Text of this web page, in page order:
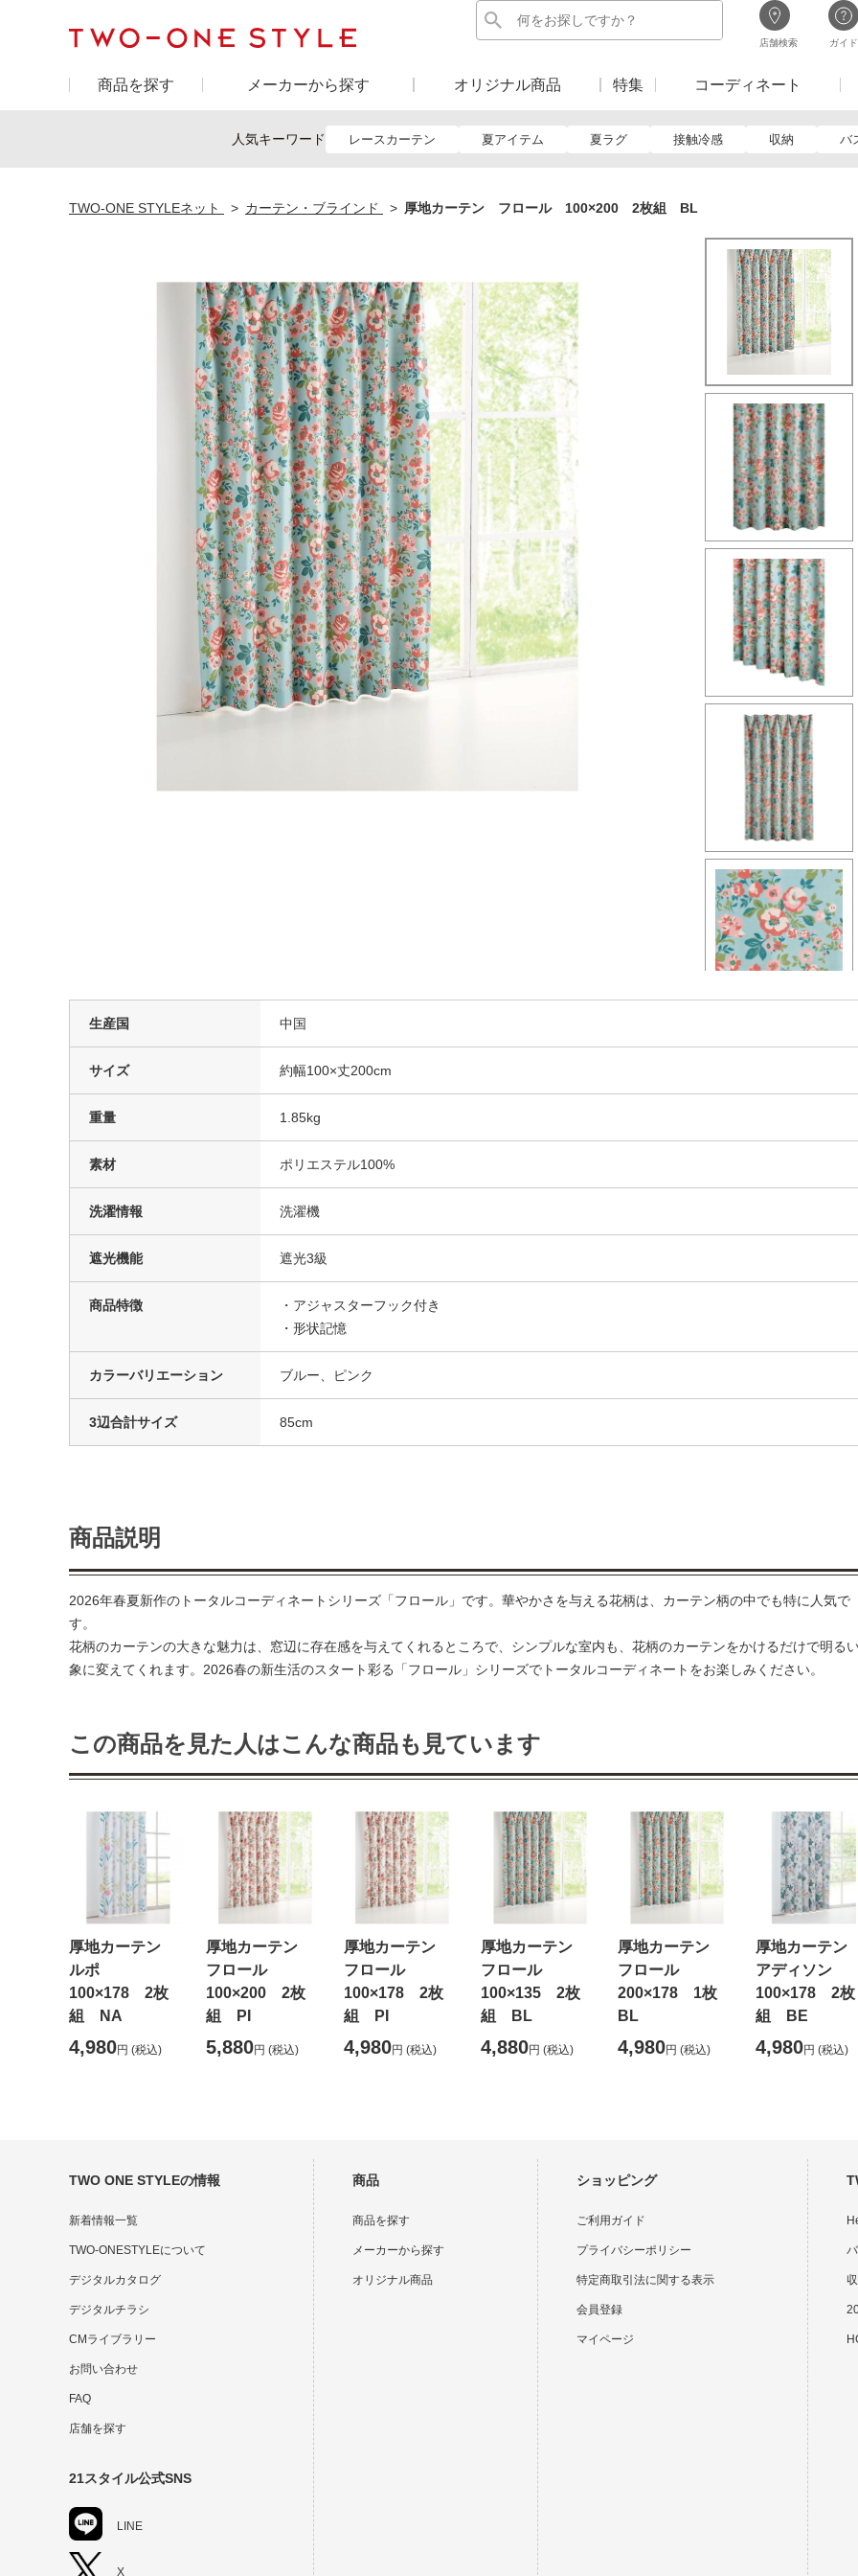
店舗検索 ガイド
商品を探す メーカーから探す オリジナル商品 特集 コーディネート
人気キーワード レースカーテン 夏アイテム 夏ラグ 接触冷感 収納 バ
TWO-ONE STYLEネット カーテン・ブラインド 厚地カーテン フロール 100×200 2枚組 BL
生産国 中国
サイズ 約幅100×丈200cm
重量 1.85kg
素材 ポリエステル100%
洗濯情報 洗濯機
遮光機能 遮光3級
商品特徴
・アジャスターフック付き
・形状記憶
カラーバリエーション ブルー、ピンク
3辺合計サイズ 85cm
商品説明
2026年春夏新作のトータルコーディネートシリーズ「フロール」です。華やかさを与える花柄は、カーテン柄の中でも特に人気で
す。
花柄のカーテンの大きな魅力は、窓辺に存在感を与えてくれるところで、シンプルな室内も、花柄のカーテンをかけるだけで明る
象に変えてくれます。2026春の新生活のスタート彩る「フロール」シリーズでトータルコーディネートをお楽しみください。
この商品を見た人はこんな商品も見ています
厚地カーテン
ルポ
100×178 2枚
組 NA
4,980円 (税込)
厚地カーテン
フロール
100×200 2枚
組 PI
5,880円 (税込)
厚地カーテン
フロール
100×178 2枚
組 PI
4,980円 (税込)
厚地カーテン
フロール
100×135 2枚
組 BL
4,880円 (税込)
厚地カーテン
フロール
200×178 1枚
BL
4,980円 (税込)
厚地カーテ
アディソン
100×178 2枚
組 BE
4,980円 (税込)
TWO ONE STYLEの情報
新着情報一覧
TWO-ONESTYLEについて
デジタルカタログ
デジタルチラシ
CMライブラリー
お問い合わせ
FAQ
店舗を探す
21スタイル公式SNS
LINE
X
商品
商品を探す
メーカーから探す
オリジナル商品
ショッピング
ご利用ガイド
プライバシーポリシー
特定商取引法に関する表示
会員登録
マイページ